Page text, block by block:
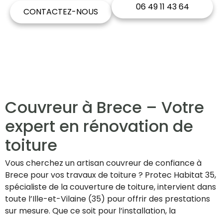
CONTACTEZ-NOUS 06 49 11 43 64
Couvreur à Brece – Votre
expert en rénovation de
toiture
Vous cherchez un artisan couvreur de confiance à
Brece pour vos travaux de toiture ? Protec Habitat 35,
spécialiste de la couverture de toiture, intervient dans
toute l’Ille-et-Vilaine (35) pour offrir des prestations
sur mesure. Que ce soit pour l’installation, la